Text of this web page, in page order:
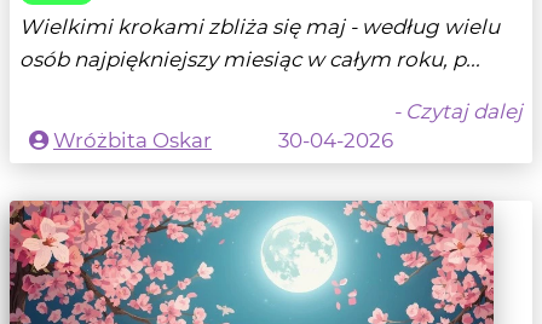
Wielkimi krokami zbliża się maj - według wielu
osób najpiękniejszy miesiąc w całym roku, p...
- Czytaj dalej
Wróżbita Oskar
30-04-2026